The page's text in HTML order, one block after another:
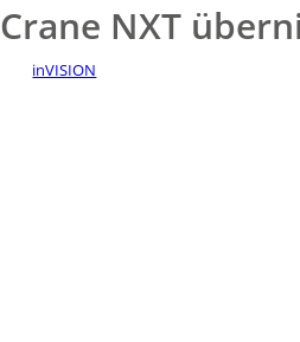
Crane NXT
inVISION